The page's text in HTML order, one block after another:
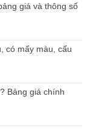
giá và thông số
có mấy màu, cấu
Bảng giá chính